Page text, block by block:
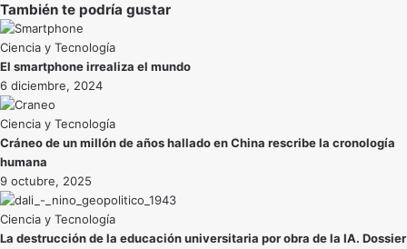
También te podría gustar
Ciencia y Tecnología
El smartphone irrealiza el mundo
6 diciembre, 2024
Ciencia y Tecnología
Cráneo de un millón de años hallado en China rescribe la cronología
humana
9 octubre, 2025
Ciencia y Tecnología
La destrucción de la educación universitaria por obra de la IA. Dossier